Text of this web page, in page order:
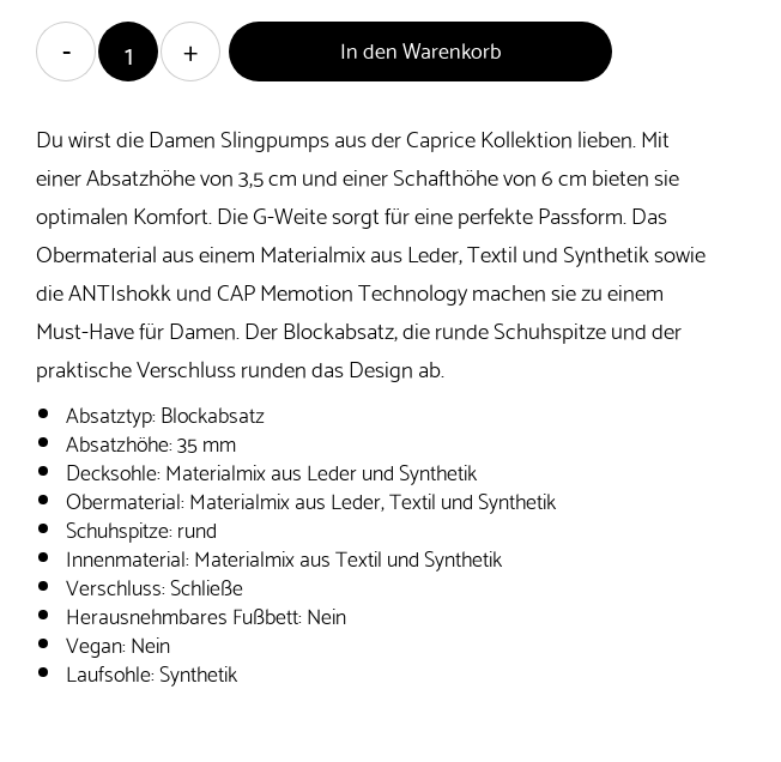
In den Warenkorb
Du wirst die Damen Slingpumps aus der Caprice Kollektion lieben. Mit
einer Absatzhöhe von 3,5 cm und einer Schafthöhe von 6 cm bieten sie
optimalen Komfort. Die G-Weite sorgt für eine perfekte Passform. Das
Obermaterial aus einem Materialmix aus Leder, Textil und Synthetik sowie
die ANTIshokk und CAP Memotion Technology machen sie zu einem
Must-Have für Damen. Der Blockabsatz, die runde Schuhspitze und der
praktische Verschluss runden das Design ab.
Absatztyp: Blockabsatz
Absatzhöhe: 35 mm
Decksohle: Materialmix aus Leder und Synthetik
Obermaterial: Materialmix aus Leder, Textil und Synthetik
Schuhspitze: rund
Innenmaterial: Materialmix aus Textil und Synthetik
Verschluss: Schließe
Herausnehmbares Fußbett: Nein
Vegan: Nein
Laufsohle: Synthetik